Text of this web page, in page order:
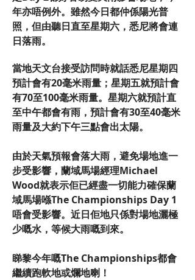
年亦唔例外。雖然今日都仲係陽光普
照，但由聽日直至星期六，悉尼將會連
日落雨。
當地天文台接受訪問時就話悉尼星期四
預計會有20毫米雨量；星期五就預計會
有70至100毫米雨量。星期六就預計直
至中午都會有雨，預計會有30至40毫米
雨量及大約下午三點會出太陽。
由於天氣預報會落大雨，避免場地進一
步受影響，蘭域馬場經理Michael
Wood就表示佢已經盡一切能力確保蘭
域馬場喺The Championships Day 1
唔會受影響。近日佢地只係對場地灑極
少嘅水，等候大雨嘅到來。
睇黎今年嘅The Championships都會
繼續跑軟地或爛地喇！